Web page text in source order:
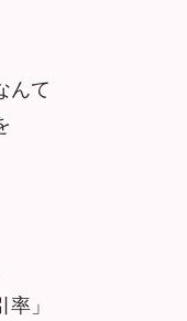
んて
」